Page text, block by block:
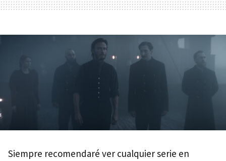
Siempre recomendaré ver cualquier serie en